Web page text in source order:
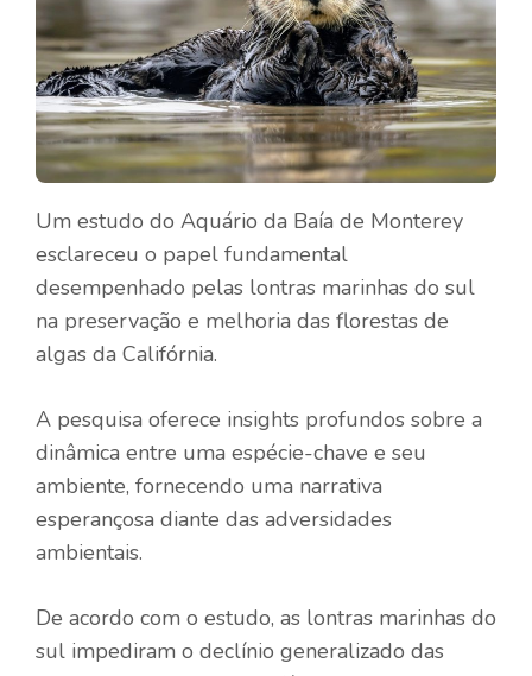
Um estudo do Aquário da Baía de Monterey
esclareceu o papel fundamental
desempenhado pelas lontras marinhas do sul
na preservação e melhoria das florestas de
algas da Califórnia.
A pesquisa oferece insights profundos sobre a
dinâmica entre uma espécie-chave e seu
ambiente, fornecendo uma narrativa
esperançosa diante das adversidades
ambientais.
De acordo com o estudo, as lontras marinhas do
sul impediram o declínio generalizado das